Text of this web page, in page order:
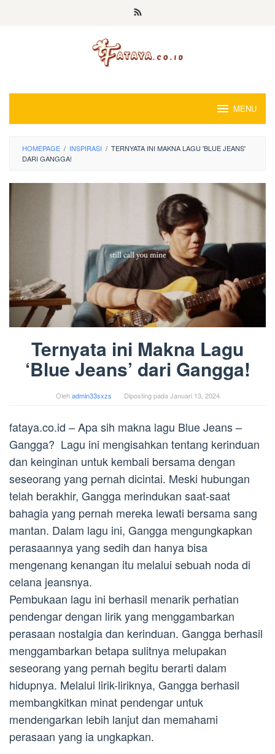
MENU
HOMEPAGE / INSPIRASI / TERNYATA INI MAKNA LAGU 'BLUE JEANS'
DARI GANGGA!
Ternyata ini Makna Lagu
‘Blue Jeans’ dari Gangga!
Olehadmin33sxzs Diposting pada Januari 13, 2024
fataya.co.id – Apa sih makna lagu Blue Jeans –
Gangga? Lagu ini mengisahkan tentang kerinduan
dan keinginan untuk kembali bersama dengan
seseorang yang pernah dicintai. Meski hubungan
telah berakhir, Gangga merindukan saat-saat
bahagia yang pernah mereka lewati bersama sang
mantan. Dalam lagu ini, Gangga mengungkapkan
perasaannya yang sedih dan hanya bisa
mengenang kenangan itu melalui sebuah noda di
celana jeansnya.
Pembukaan lagu ini berhasil menarik perhatian
pendengar dengan lirik yang menggambarkan
perasaan nostalgia dan kerinduan. Gangga berhasil
menggambarkan betapa sulitnya melupakan
seseorang yang pernah begitu berarti dalam
hidupnya. Melalui lirik-liriknya, Gangga berhasil
membangkitkan minat pendengar untuk
mendengarkan lebih lanjut dan memahami
perasaan yang ia ungkapkan.